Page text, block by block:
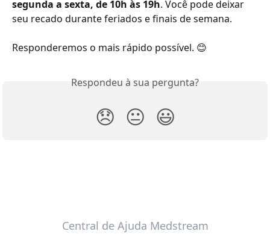
segunda a sexta, de 10h às 19h. Você pode deixar
seu recado durante feriados e finais de semana.
Responderemos o mais rápido possível. 😊
Respondeu à sua pergunta?
😞 😐 😃
Central de Ajuda Medstream